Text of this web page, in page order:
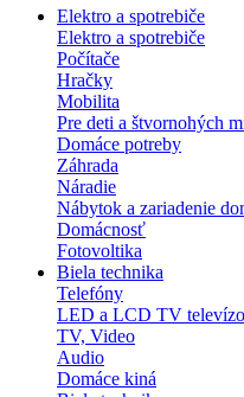
Elektro a spotrebiče
Elektro a spotrebiče
Počítače
Hračky
Mobilita
Pre deti a štvornohých
Domáce potreby
Záhrada
Náradie
Nábytok a zariadenie
Domácnosť
Fotovoltika
Biela technika
Telefóny
LED a LCD TV
TV, Video
Audio
Domáce kiná